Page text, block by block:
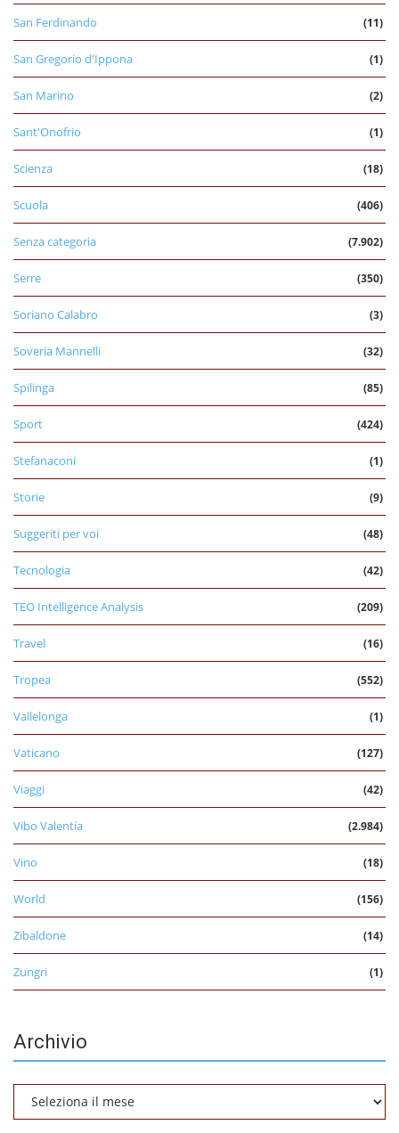
San Ferdinando (11)
San Gregorio d'Ippona (1)
San Marino (2)
Sant'Onofrio (1)
Scienza (18)
Scuola (406)
Senza categoria (7.902)
Serre (350)
Soriano Calabro (3)
Soveria Mannelli (32)
Spilinga (85)
Sport (424)
Stefanaconi (1)
Storie (9)
Suggeriti per voi (48)
Tecnologia (42)
TEO Intelligence Analysis (209)
Travel (16)
Tropea (552)
Vallelonga (1)
Vaticano (127)
Viaggi (42)
Vibo Valentia (2.984)
Vino (18)
World (156)
Zibaldone (14)
Zungri (1)
Archivio
Archivio